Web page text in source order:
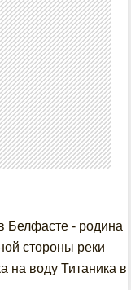
- родина
стороны реки
на воду Титаника в